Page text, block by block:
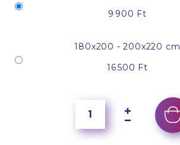
9 900 Ft
180x200 - 200x220 cm
16 500 Ft